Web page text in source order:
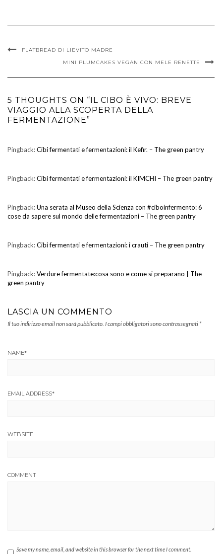
FLATBREAD DI LIEVITO MADRE
MINI PLUMCAKES VEGAN CON MELE RENETTE
5 THOUGHTS ON “IL CIBO È VIVO: BREVE
VIAGGIO ALLA SCOPERTA DELLA
FERMENTAZIONE”
Pingback:Cibi fermentati e fermentazioni: il Kefir. – The green pantry
Pingback:Cibi fermentati e fermentazioni: il KIMCHI – The green pantry
Pingback:Una serata al Museo della Scienza con #ciboinfermento: 6
cose da sapere sul mondo delle fermentazioni – The green pantry
Pingback:Cibi fermentati e fermentazioni: i crauti – The green pantry
Pingback:Verdure fermentate:cosa sono e come si preparano | The
green pantry
LASCIA UN COMMENTO
Il tuo indirizzo email non sarà pubblicato. I campi obbligatori sono contrassegnati *
NAME*
EMAIL ADDRESS*
WEBSITE
COMMENT
Save my name, email, and website in this browser for the next time I comment.